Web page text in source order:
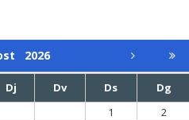
2026
Dj Dv Ds
Dg
1
2